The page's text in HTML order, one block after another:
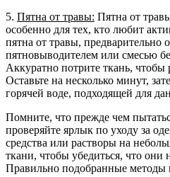
5. Пятна от травы: Пятна от
особенно для тех, кто любит
пятна от травы, предварительно
пятновыводителем или смесью
Аккуратно потрите ткань, чтобы
Оставьте на несколько минут,
горячей воде, подходящей для
Помните, что прежде чем
проверяйте ярлык по уходу за
средства или растворы на
ткани, чтобы убедиться, что они
Правильно подобранные методы